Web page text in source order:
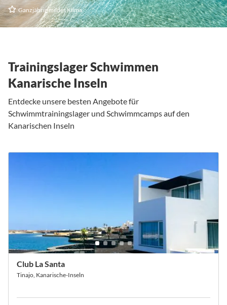
Ganzjährig mildes Klima
Trainingslager Schwimmen
Kanarische Inseln
Entdecke unsere besten Angebote für
Schwimmtrainingslager und Schwimmcamps auf den
Kanarischen Inseln
Club La Santa
Tinajo, Kanarische-Inseln